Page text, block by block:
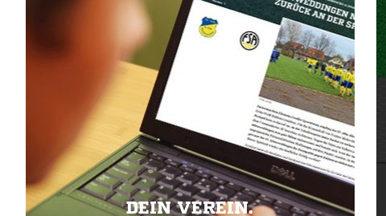
DEIN VEREIN.